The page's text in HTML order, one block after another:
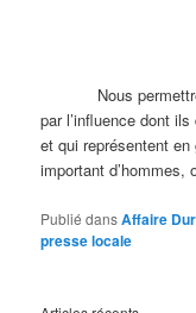
Nous permettrez-
par l’influence dont
et qui représentent en
important
Publié dansAffaire
presse locale